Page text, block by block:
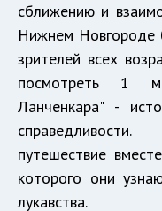
сближению и
Нижнем Новгороде
зрителей всех
посмотреть 1
Ланченкара" -
путешествие
которого они
лукавства.